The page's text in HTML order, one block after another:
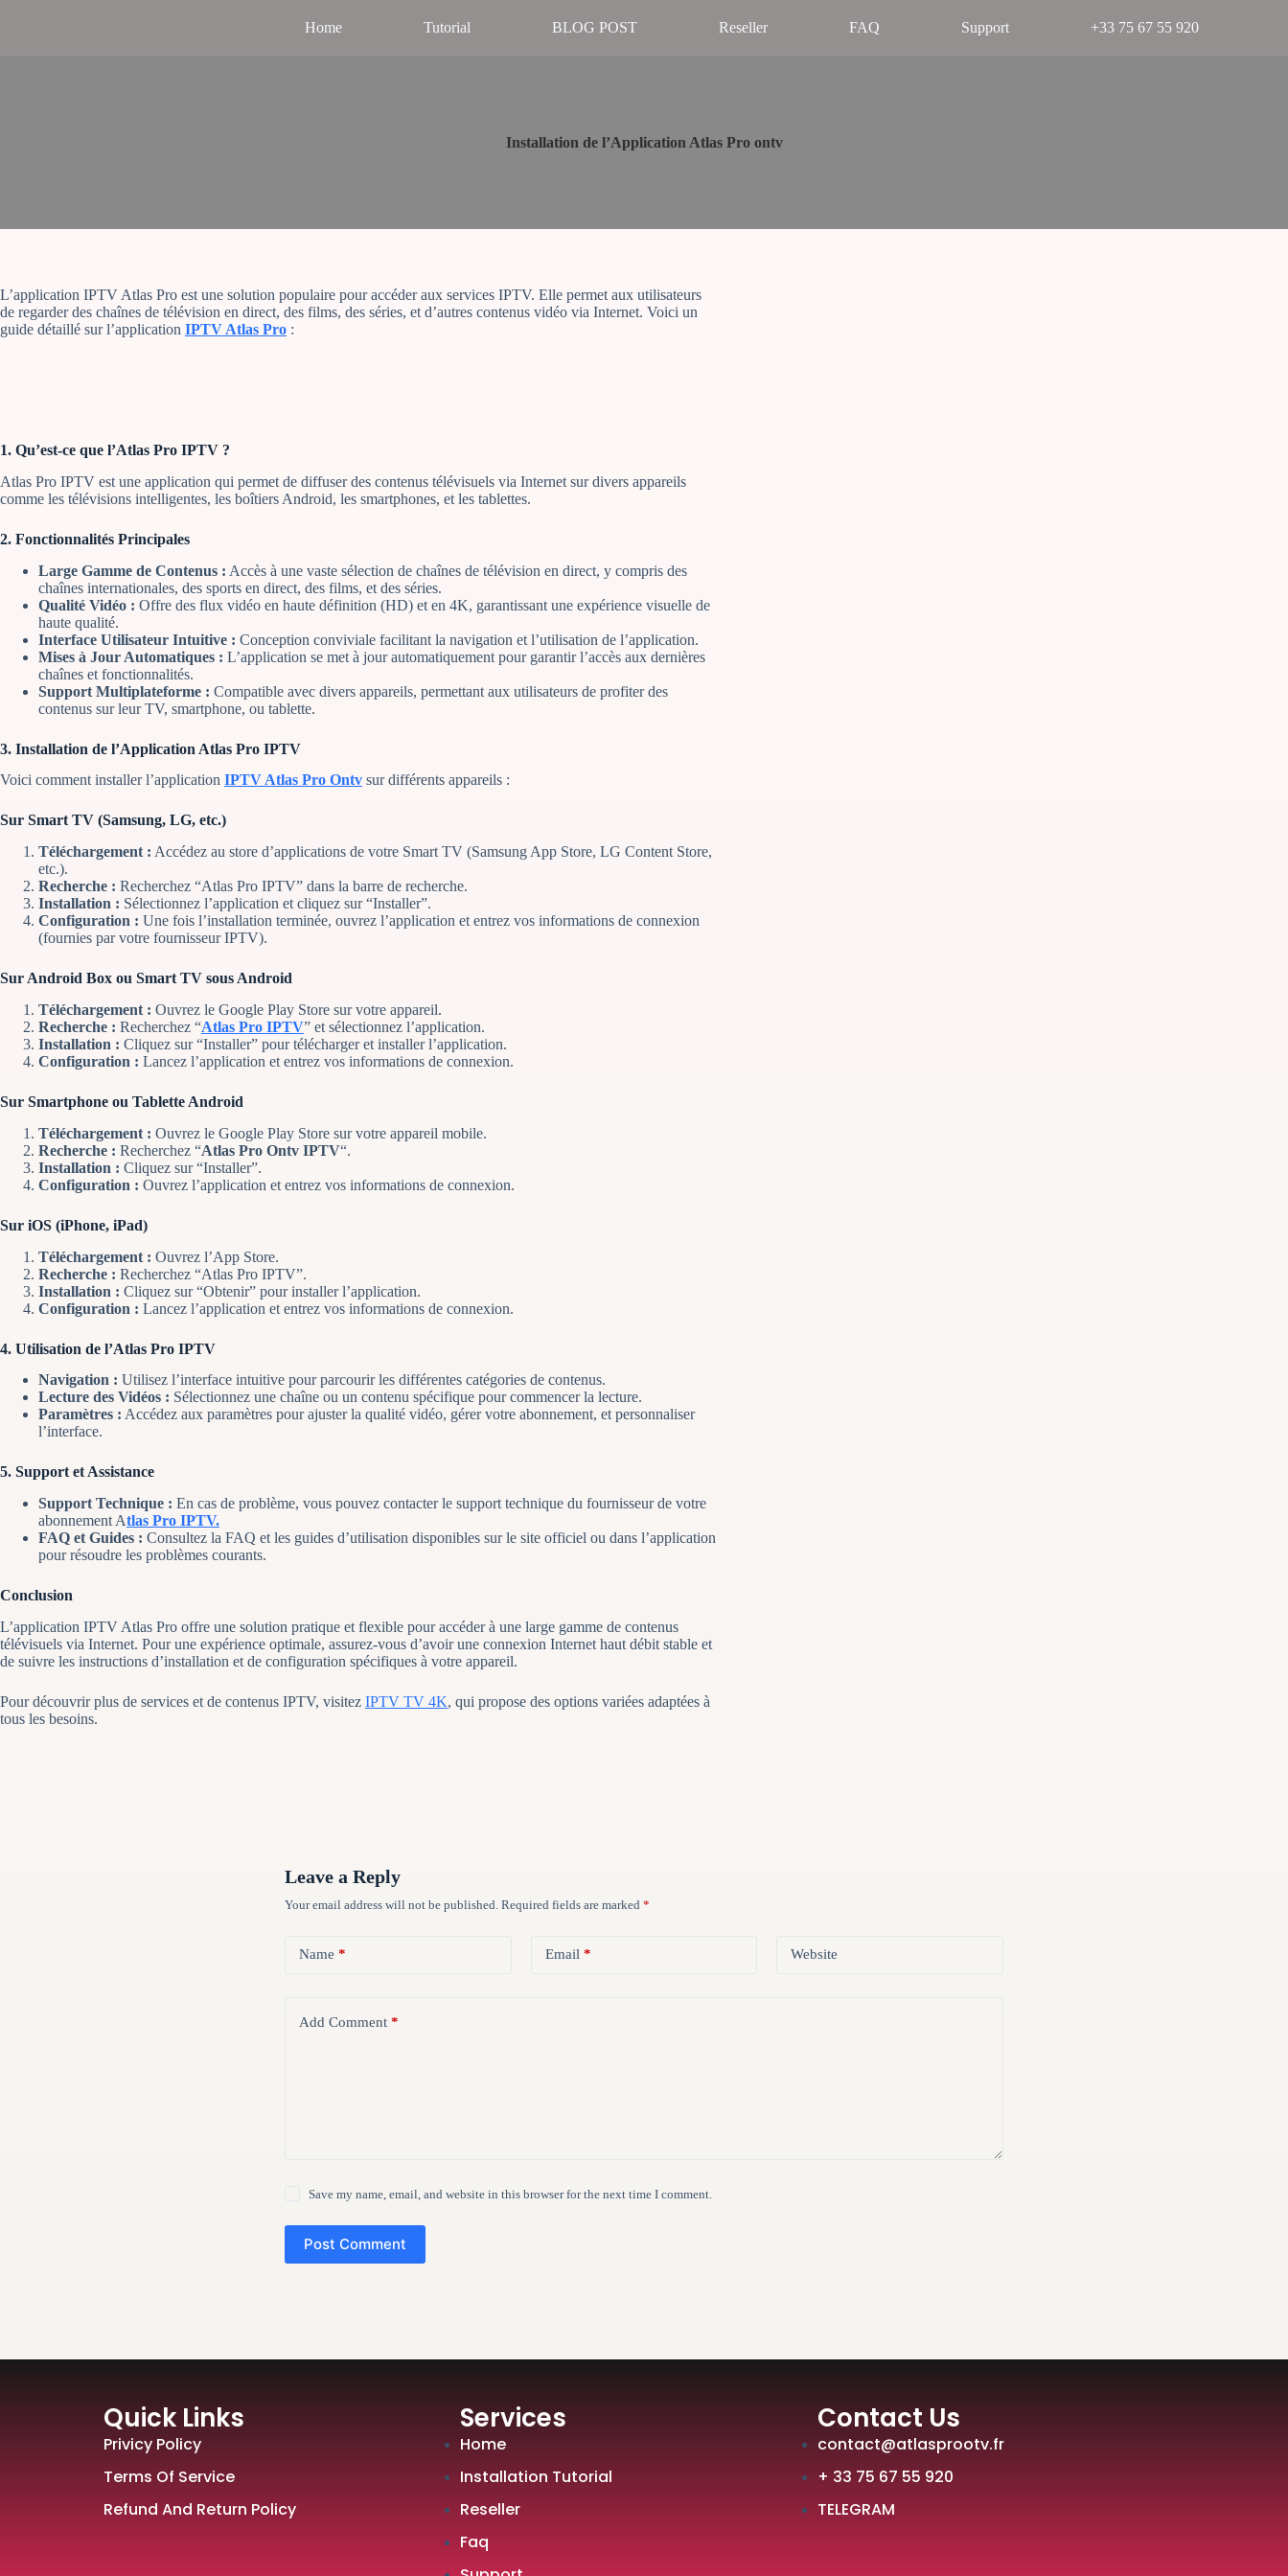
Home Tutorial BLOG POST Reseller FAQ Support +33 75 67 55 920
Installation de l’Application Atlas Pro ontv
L’application IPTV Atlas Pro est une solution populaire pour accéder aux services IPTV. Elle permet aux utilisateurs
de regarder des chaînes de télévision en direct, des films, des séries, et d’autres contenus vidéo via Internet. Voici un
guide détaillé sur l’application IPTV Atlas Pro :
1. Qu’est-ce que l’Atlas Pro IPTV ?
Atlas Pro IPTV est une application qui permet de diffuser des contenus télévisuels via Internet sur divers appareils
comme les télévisions intelligentes, les boîtiers Android, les smartphones, et les tablettes.
2. Fonctionnalités Principales
Large Gamme de Contenus : Accès à une vaste sélection de chaînes de télévision en direct, y compris des
chaînes internationales, des sports en direct, des films, et des séries.
Qualité Vidéo : Offre des flux vidéo en haute définition (HD) et en 4K, garantissant une expérience visuelle de
haute qualité.
Interface Utilisateur Intuitive : Conception conviviale facilitant la navigation et l’utilisation de l’application.
Mises à Jour Automatiques : L’application se met à jour automatiquement pour garantir l’accès aux dernières
chaînes et fonctionnalités.
Support Multiplateforme : Compatible avec divers appareils, permettant aux utilisateurs de profiter des
contenus sur leur TV, smartphone, ou tablette.
3. Installation de l’Application Atlas Pro IPTV
Voici comment installer l’application IPTV Atlas Pro Ontv sur différents appareils :
Sur Smart TV (Samsung, LG, etc.)
Téléchargement : Accédez au store d’applications de votre Smart TV (Samsung App Store, LG Content Store,
etc.).
Recherche : Recherchez “Atlas Pro IPTV” dans la barre de recherche.
Installation : Sélectionnez l’application et cliquez sur “Installer”.
Configuration : Une fois l’installation terminée, ouvrez l’application et entrez vos informations de connexion
(fournies par votre fournisseur IPTV).
Sur Android Box ou Smart TV sous Android
Téléchargement : Ouvrez le Google Play Store sur votre appareil.
Recherche : Recherchez “Atlas Pro IPTV” et sélectionnez l’application.
Installation : Cliquez sur “Installer” pour télécharger et installer l’application.
Configuration : Lancez l’application et entrez vos informations de connexion.
Sur Smartphone ou Tablette Android
Téléchargement : Ouvrez le Google Play Store sur votre appareil mobile.
Recherche : Recherchez “Atlas Pro Ontv IPTV“.
Installation : Cliquez sur “Installer”.
Configuration : Ouvrez l’application et entrez vos informations de connexion.
Sur iOS (iPhone, iPad)
Téléchargement : Ouvrez l’App Store.
Recherche : Recherchez “Atlas Pro IPTV”.
Installation : Cliquez sur “Obtenir” pour installer l’application.
Configuration : Lancez l’application et entrez vos informations de connexion.
4. Utilisation de l’Atlas Pro IPTV
Navigation : Utilisez l’interface intuitive pour parcourir les différentes catégories de contenus.
Lecture des Vidéos : Sélectionnez une chaîne ou un contenu spécifique pour commencer la lecture.
Paramètres : Accédez aux paramètres pour ajuster la qualité vidéo, gérer votre abonnement, et personnaliser
l’interface.
5. Support et Assistance
Support Technique : En cas de problème, vous pouvez contacter le support technique du fournisseur de votre
abonnement Atlas Pro IPTV.
FAQ et Guides : Consultez la FAQ et les guides d’utilisation disponibles sur le site officiel ou dans l’application
pour résoudre les problèmes courants.
Conclusion
L’application IPTV Atlas Pro offre une solution pratique et flexible pour accéder à une large gamme de contenus
télévisuels via Internet. Pour une expérience optimale, assurez-vous d’avoir une connexion Internet haut débit stable et
de suivre les instructions d’installation et de configuration spécifiques à votre appareil.
Pour découvrir plus de services et de contenus IPTV, visitez IPTV TV 4K, qui propose des options variées adaptées à
tous les besoins.
Leave a Reply
Your email address will not be published. Required fields are marked *
Name * Email* Website
Add Comment *
Save my name, email, and website in this browser for the next time I comment.
Post Comment
Quick Links
Privicy Policy
Terms Of Service
Refund And Return Policy
Services
Home
Installation Tutorial
Reseller
Faq
Contact Us
contact@atlasprootv.fr
+ 33 75 67 55 920
TELEGRAM